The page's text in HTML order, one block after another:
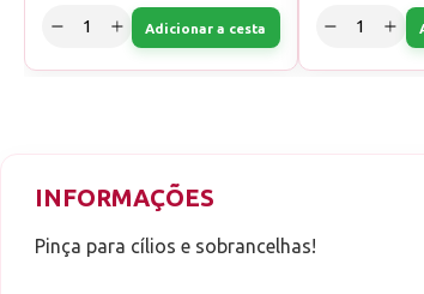
Adicionar a cesta
INFORMAÇÕES
Pinça para cílios e sobrancelhas!